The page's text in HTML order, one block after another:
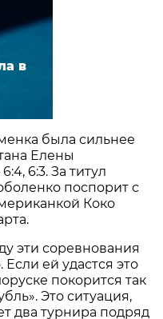
в
была сильнее
Елены
6:3. За титул
поспорит с
Коко
эти соревнования
ей удастся это
покорится так
Это ситуация,
два турнира подряд